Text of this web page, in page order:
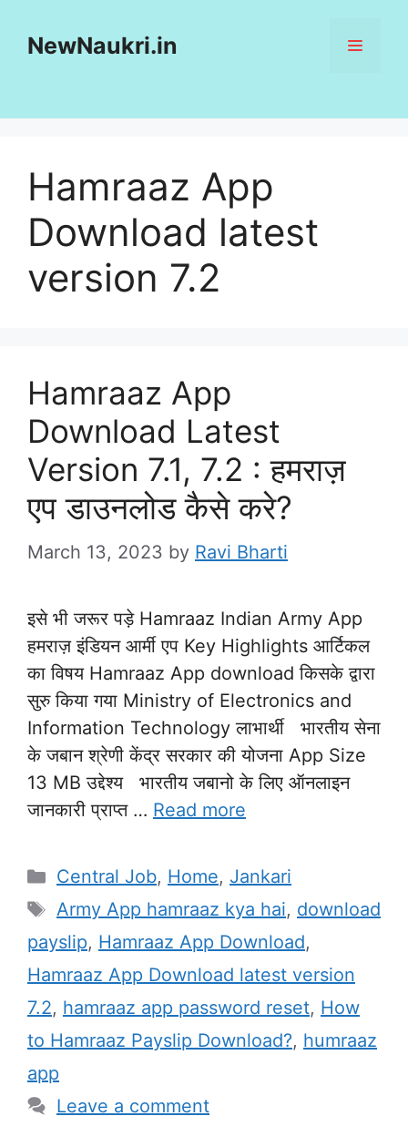
NewNaukri.in MENU
Hamraaz App
Download latest
version 7.2
Hamraaz App
Download Latest
Version 7.1, 7.2 : हमराज़
एप डाउनलोड कैसे करे?
March 13, 2023 by Ravi Bharti
इसे भी जरूर पड़े Hamraaz Indian Army App
हमराज़ इंडियन आर्मी एप Key Highlights आर्टिकल
का विषय Hamraaz App download किसके द्वारा
सुरु किया गया Ministry of Electronics and
Information Technology लाभार्थी भारतीय सेना
के जबान श्रेणी केंद्र सरकार की योजना App Size
13 MB उद्देश्य भारतीय जबानो के लिए ऑनलाइन
जानकारी प्राप्त … Read more
Categories
Central Job, Home, Jankari
Tags
Army App hamraaz kya hai, download
payslip, Hamraaz App Download,
Hamraaz App Download latest version
7.2, hamraaz app password reset, How
to Hamraaz Payslip Download?, humraaz
app
Leave a comment